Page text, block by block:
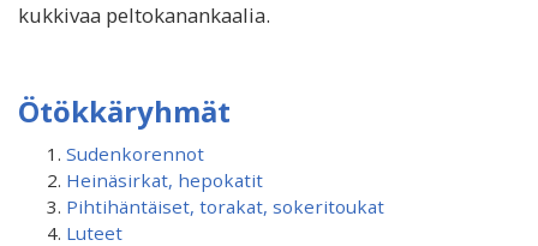
kukkivaa peltokanankaalia.
Ötökkäryhmät
Sudenkorennot
Heinäsirkat, hepokatit
Pihtihäntäiset, torakat, sokeritoukat
Luteet